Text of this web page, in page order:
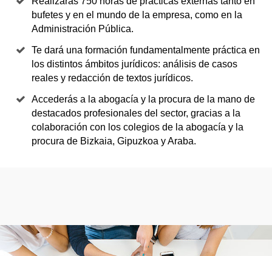
bufetes y en el mundo de la empresa, como en la
Administración Pública.
Te dará una formación fundamentalmente práctica en
los distintos ámbitos jurídicos: análisis de casos
reales y redacción de textos jurídicos.
Accederás a la abogacía y la procura de la mano de
destacados profesionales del sector, gracias a la
colaboración con los colegios de la abogacía y la
procura de Bizkaia, Gipuzkoa y Araba.